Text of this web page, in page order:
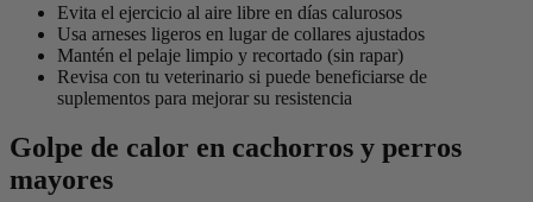
Evita el ejercicio al aire libre en días calurosos
Usa arneses ligeros en lugar de collares ajustados
Mantén el pelaje limpio y recortado (sin rapar)
Revisa con tu veterinario si puede beneficiarse de
suplementos para mejorar su resistencia
Golpe de calor en cachorros y perros
mayores